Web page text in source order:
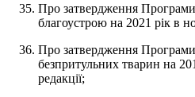
Про затвердження Програми
благоустрою на 2021 рік в
Про затвердження
безпритульних тварин на
редакції;